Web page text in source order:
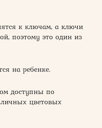
к ключам, а ключи
поэтому это один из
на ребенке.
доступны по
цветовых